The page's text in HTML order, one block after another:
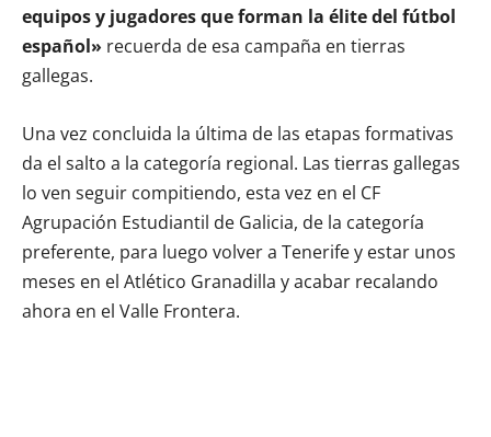
equipos y jugadores que forman la élite del fútbol
español» recuerda de esa campaña en tierras
gallegas.
Una vez concluida la última de las etapas formativas
da el salto a la categoría regional. Las tierras gallegas
lo ven seguir compitiendo, esta vez en el CF
Agrupación Estudiantil de Galicia, de la categoría
preferente, para luego volver a Tenerife y estar unos
meses en el Atlético Granadilla y acabar recalando
ahora en el Valle Frontera.